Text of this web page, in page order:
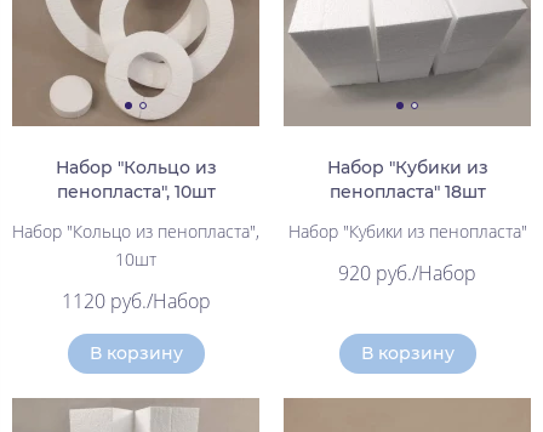
Набор "Кольцо из
пенопласта", 10шт
Набор "Кольцо из пенопласта",
10шт
1120 руб./Набор
В корзину
Набор "Кубики из
пенопласта" 18шт
Набор "Кубики из пенопласта"
920 руб./Набор
В корзину